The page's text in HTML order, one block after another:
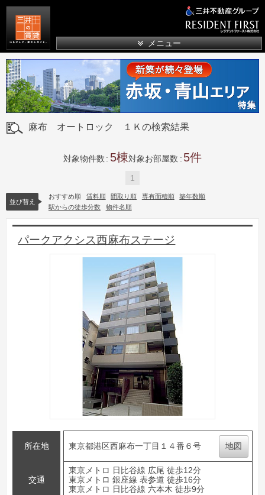
メニュー
麻布 オートロック １Ｋの検索結果
対象物件数 5 対象お部屋数 5
1
並び替え
おすすめ順 賃料順 間取り順 専有面積順
築年数順
駅からの徒歩分数
物件名順
パークアクシス西麻布ステージ
所在地 東京都港区西麻布一丁目１４番６号 地図
交通
東京メトロ 日比谷線 広尾 徒歩12分
東京メトロ 銀座線 表参道 徒歩16分
東京メトロ 日比谷線 六本木 徒歩9分